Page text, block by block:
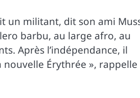
un militant, dit son ami
barbu, au large afro, au
Après l’indépendance, il
Érythrée », rappelle